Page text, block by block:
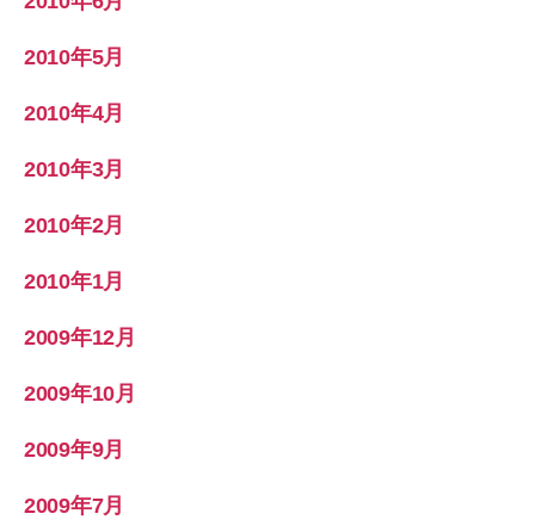
2010年5月
2010年4月
2010年3月
2010年2月
2010年1月
2009年12月
2009年10月
2009年9月
2009年7月